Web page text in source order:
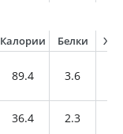
Калории Белки
89.4 3.6
36.4 2.3